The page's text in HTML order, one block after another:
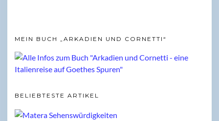
MEIN BUCH „ARKADIEN UND CORNETTI“
BELIEBTESTE ARTIKEL